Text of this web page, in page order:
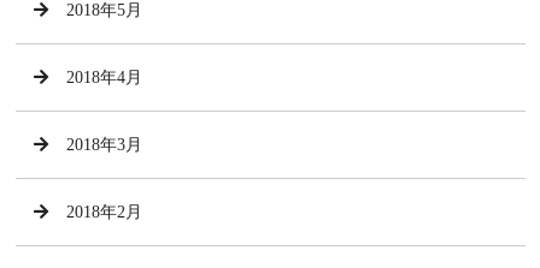
2018年5月
2018年4月
2018年3月
2018年2月